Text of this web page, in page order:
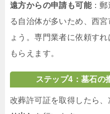
遠方からの申請も可能：郵
る自治体が多いため、西
ょう。専門業者に依頼す
もらえます。
ステップ4：墓石の
改葬許可証を取得したら、